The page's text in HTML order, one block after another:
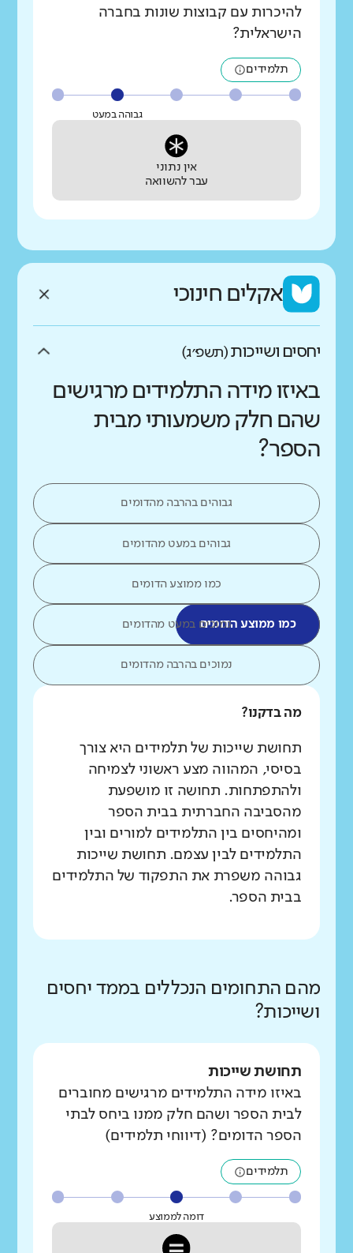
להיכרות עם קבוצות שונות בחברה
הישראלית?
תלמידים
גבוהה במעט
אין נתוני
עבר להשוואה
אקלים חינוכי
יחסים ושייכות(תשפ״ג)
באיזו מידה התלמידים מרגישים
שהם חלק משמעותי מבית
הספר?
גבוהים בהרבה מהדומים
גבוהים במעט מהדומים
כמו ממוצע הדומים
כמו ממוצע הדומיםנמוכים במעט מהדומים
נמוכים בהרבה מהדומים
מה בדקנו?
תחושת שייכות של תלמידים היא צורך
בסיסי, המהווה מצע ראשוני לצמיחה
ולהתפתחות. תחושה זו מושפעת
מהסביבה החברתית בבית הספר
ומהיחסים בין התלמידים למורים ובין
התלמידים לבין עצמם. תחושת שייכות
גבוהה משפרת את התפקוד של התלמידים
בבית הספר.
מהם התחומים הנכללים בממד יחסים
ושייכות?
תחושת שייכות
באיזו מידה התלמידים מרגישים מחוברים
לבית הספר ושהם חלק ממנו ביחס לבתי
הספר הדומים? (דיווחי תלמידים)
תלמידים
דומה לממוצע